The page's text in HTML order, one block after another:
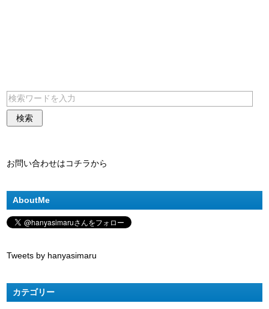
お問い合わせはコチラから
AboutMe
Tweets by hanyasimaru
カテゴリー